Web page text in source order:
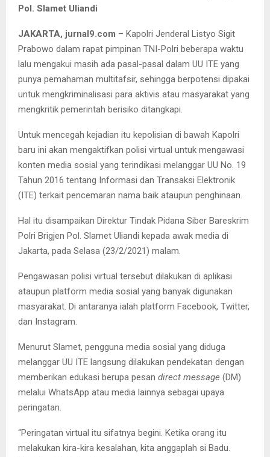
Pol. Slamet Uliandi
JAKARTA, jurnal9.com – Kapolri Jenderal Listyo Sigit
Prabowo dalam rapat pimpinan TNI-Polri beberapa waktu
lalu mengakui masih ada pasal-pasal dalam UU ITE yang
punya pemahaman multitafsir, sehingga berpotensi dipakai
untuk mengkriminalisasi para aktivis atau masyarakat yang
mengkritik pemerintah berisiko ditangkapi.
Untuk mencegah kejadian itu kepolisian di bawah Kapolri
baru ini akan mengaktifkan polisi virtual untuk mengawasi
konten media sosial yang terindikasi melanggar UU No. 19
Tahun 2016 tentang Informasi dan Transaksi Elektronik
(ITE) terkait pencemaran nama baik ataupun penghinaan.
Hal itu disampaikan Direktur Tindak Pidana Siber Bareskrim
Polri Brigjen Pol. Slamet Uliandi kepada awak media di
Jakarta, pada Selasa (23/2/2021) malam.
Pengawasan polisi virtual tersebut dilakukan di aplikasi
ataupun platform media sosial yang banyak digunakan
masyarakat. Di antaranya ialah platform Facebook, Twitter,
dan Instagram.
Menurut Slamet, pengguna media sosial yang diduga
melanggar UU ITE langsung dilakukan pendekatan dengan
memberikan edukasi berupa pesan direct message (DM)
melalui WhatsApp atau media lainnya sebagai upaya
peringatan.
“Peringatan virtual itu sifatnya begini. Ketika orang itu
melakukan kira-kira kesalahan, kita anggaplah si Badu.